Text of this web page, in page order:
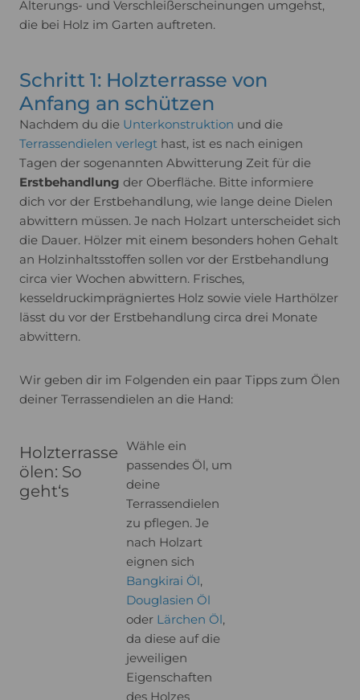
Alterungs- und Verschleißerscheinungen umgehst,
die bei Holz im Garten auftreten.
Schritt 1: Holzterrasse von
Anfang an schützen
Nachdem du die Unterkonstruktion und die
Terrassendielen verlegt hast, ist es nach einigen
Tagen der sogenannten Abwitterung Zeit für die
Erstbehandlung der Oberfläche. Bitte informiere
dich vor der Erstbehandlung, wie lange deine Dielen
abwittern müssen. Je nach Holzart unterscheidet sich
die Dauer. Hölzer mit einem besonders hohen Gehalt
an Holzinhaltsstoffen sollen vor der Erstbehandlung
circa vier Wochen abwittern. Frisches,
kesseldruckimprägniertes Holz sowie viele Harthölzer
lässt du vor der Erstbehandlung circa drei Monate
abwittern.
Wir geben dir im Folgenden ein paar Tipps zum Ölen
deiner Terrassendielen an die Hand:
Holzterrasse
ölen: So
geht‘s
Wähle ein
passendes Öl, um
deine
Terrassendielen
zu pflegen. Je
nach Holzart
eignen sich
Bangkirai Öl,
Douglasien Öl
oder Lärchen Öl,
da diese auf die
jeweiligen
Eigenschaften
des Holzes